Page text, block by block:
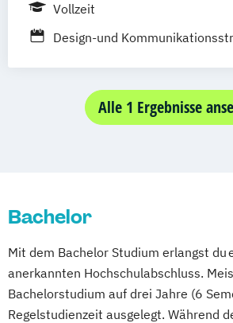
Vollzeit
Design-und
Kommunikationsdesign
Marketing/Vertrieb/Medien
Alle 1 Ergebnisse
Bachelor
Mit dem Bachelor Studium erlangst du
anerkannten Hochschulabschluss.
Bachelorstudium auf drei Jahre (6
Regelstudienzeit ausgelegt. Während